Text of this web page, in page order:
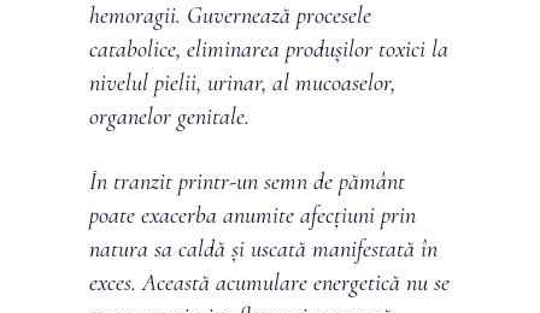
hemoragii. Guvernează procesele
catabolice, eliminarea produșilor toxici la
nivelul pielii, urinar, al mucoaselor,
organelor genitale.
În tranzit printr-un semn de pământ
poate exacerba anumite afecțiuni prin
natura sa caldă și uscată manifestată în
exces. Această acumulare energetică nu se